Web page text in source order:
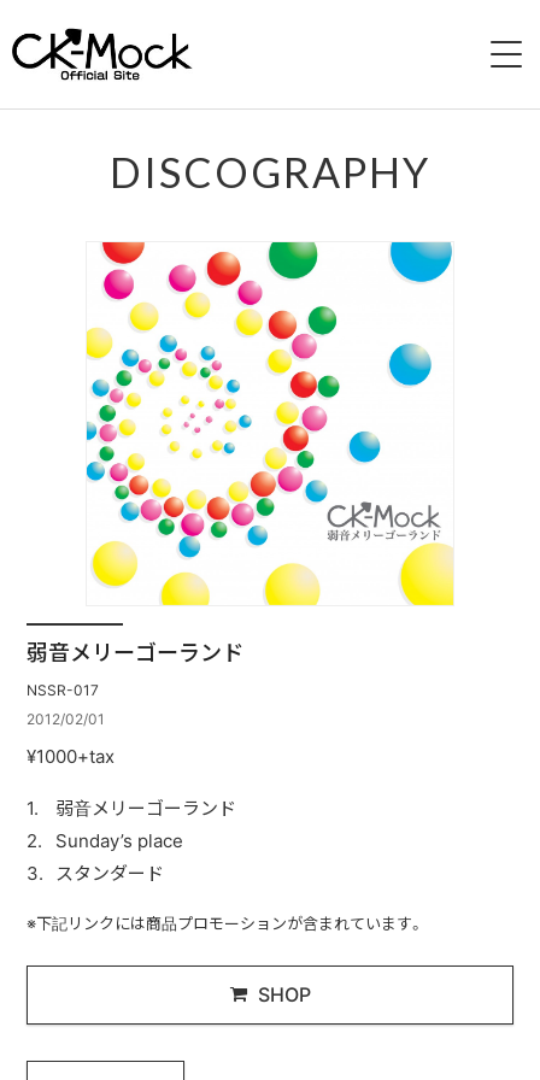
LIVE
VIDEO
DISCOGRAPHY
CONTACT
DISCOGRAPHY
弱音メリーゴーランド
NSSR-017
2012/02/01
¥1000+tax
弱音メリーゴーランド
Sunday’s place
スタンダード
※下記リンクには商品プロモーションが含まれています。
SHOP